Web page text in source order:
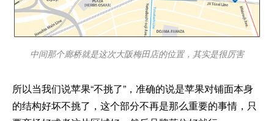
中间那个廊桥就是这次大阪梅田店的位置，其实是很厉害
所以当我们说苹果“不挑了”，准确的说是苹果对铺面本身
的结构好坏不挑了，这个部分不再是那么重要的事情，只